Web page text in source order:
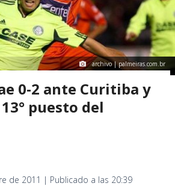
archivo | palmeiras.com.br
0-2 ante Curitiba y
puesto del
de 2011 | Publicado a las 20:39